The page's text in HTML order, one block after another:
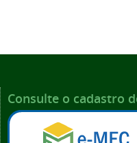
Consulte o cadastro